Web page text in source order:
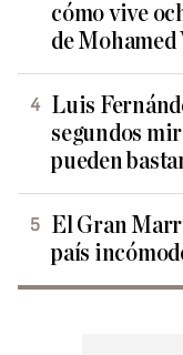
cómo vive
de
Luis
segundos
pueden
El Gran
país